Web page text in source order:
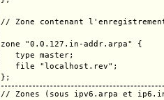
// Zone contenant
zone "0.0.127.in-addr.arpa" {
   type master;
   file "localhost.rev";
// Zones (sous ipv6.arpa et